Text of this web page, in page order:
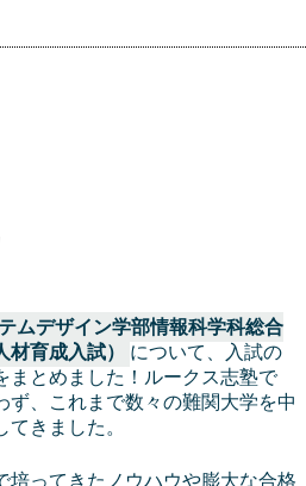
ムデザイン学部情報科学科総合
育成入試）
について、入試の
まとめました！ルークス志塾で
ず、これまで数々の難関大学を中
きました。
培ってきたノウハウや膨大な合格